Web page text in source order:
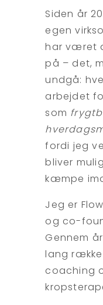
Siden år
egen
har været
på – det,
undgå:
arbejdet
som
fordi jeg
bliver
kæmpe
Jeg er
og co-
Gennem
lang
coaching